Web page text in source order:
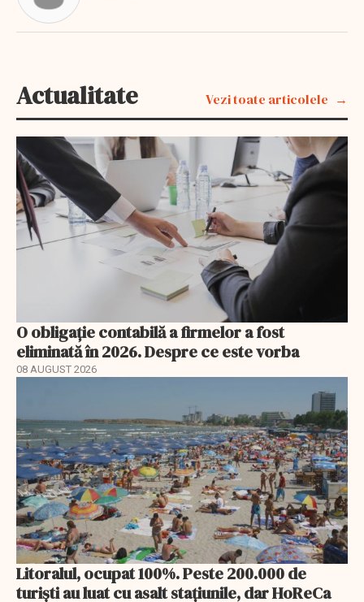
Actualitate Vezi toate articolele
O obligație contabilă a firmelor a fost
eliminată în 2026. Despre ce este vorba
08 AUGUST 2026
Litoralul, ocupat 100%. Peste 200.000 de
turiști au luat cu asalt stațiunile, dar HoReCa